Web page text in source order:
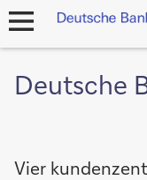
open
Deutsche
Vier